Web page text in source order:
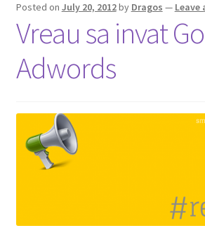
DropDown
Posted on July 20, 2012by Dragos — Leave
Vreau sa invat
Adwords